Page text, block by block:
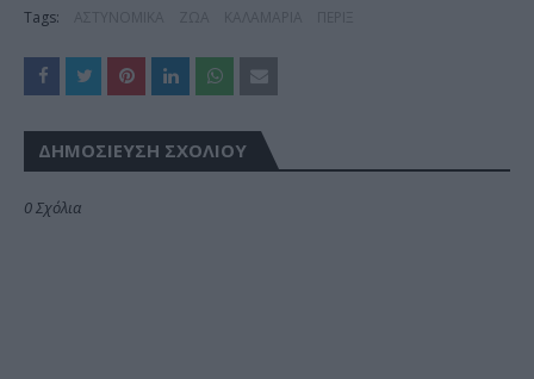
Tags:
ΔΗΜΟΣΊΕΥΣΗ ΣΧΟΛΊΟΥ
0 Σχόλια